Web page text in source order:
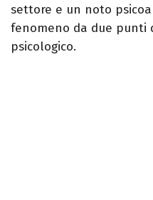
settore e un noto
fenomeno da due punti
psicologico.